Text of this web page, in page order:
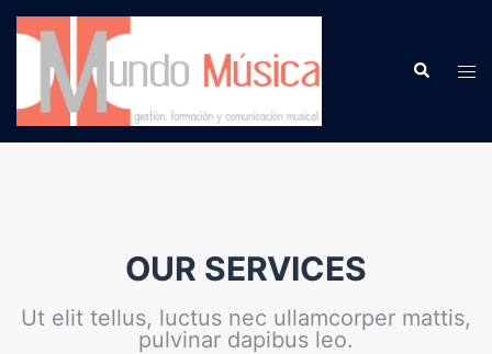
OUR SERVICES
Ut elit tellus, luctus nec ullamcorper mattis,
pulvinar dapibus leo.